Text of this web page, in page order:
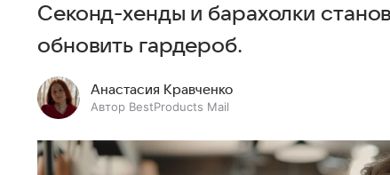
Секонд-хенды и барахолки
обновить гардероб.
Анастасия Кравченко
Автор BestProducts Mail